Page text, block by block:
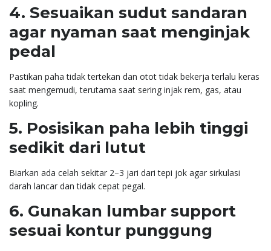
4. Sesuaikan sudut sandaran
agar nyaman saat menginjak
pedal
Pastikan paha tidak tertekan dan otot tidak bekerja terlalu keras
saat mengemudi, terutama saat sering injak rem, gas, atau
kopling.
5. Posisikan paha lebih tinggi
sedikit dari lutut
Biarkan ada celah sekitar 2–3 jari dari tepi jok agar sirkulasi
darah lancar dan tidak cepat pegal.
6. Gunakan lumbar support
sesuai kontur punggung